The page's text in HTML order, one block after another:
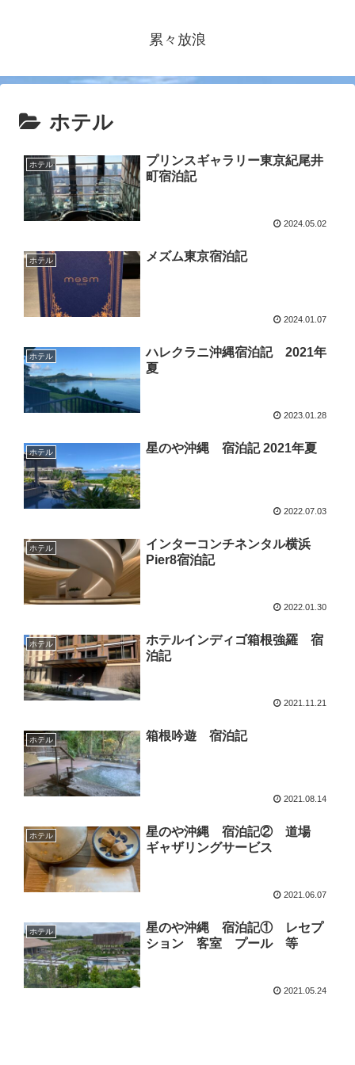
累々放浪
ホテル
ホテル
プリンスギャラリー東京紀尾井
町宿泊記
2024.05.02
ホテル メズム東京宿泊記
2024.01.07
ホテル
ハレクラニ沖縄宿泊記 2021年
夏
2023.01.28
ホテル 星のや沖縄 宿泊記 2021年夏
2022.07.03
ホテル
インターコンチネンタル横浜
Pier8宿泊記
2022.01.30
ホテル
ホテルインディゴ箱根強羅 宿
泊記
2021.11.21
ホテル 箱根吟遊 宿泊記
2021.08.14
ホテル
星のや沖縄 宿泊記② 道場
ギャザリングサービス
2021.06.07
ホテル
星のや沖縄 宿泊記① レセプ
ション 客室 プール 等
2021.05.24